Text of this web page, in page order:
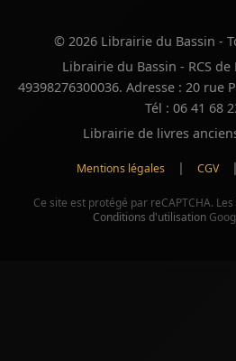
© 2026 Librairie du Bassin -
Librairie du Bassin - RCS de
49398276300036. Adresse : 20 rue
Tél : 06 41 68
Librairie de livres
Mentions légales | CGV |
Ce site est protégé par reCAPTCHA. Les
Conditions d'utilisation